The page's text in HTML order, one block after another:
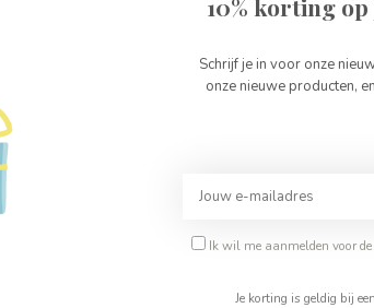
10% korting
Schrijf je in voor onze
onze nieuwe producten,
Ik wil me aanmelden voor
Je korting is geldig bij